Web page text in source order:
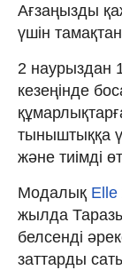
Ағзаңызды
үшін
2 наурыздан
кезеңінде
тыныштыққа
және тиімді
Модалық Elle
жылда
белсенді
заттарды